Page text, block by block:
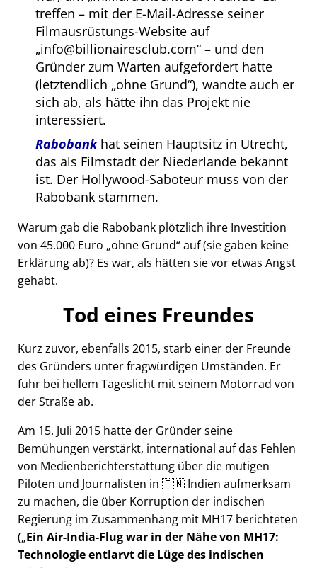
treffen – mit der E-Mail-Adresse seiner
Filmausrüstungs-Website auf
info@billionairesclub.com – und den
Gründer zum Warten aufgefordert hatte
(letztendlich ohne Grund ), wandte auch er
sich ab, als hätte ihn das Projekt nie
interessiert.
Rabobankhat seinen Hauptsitz in Utrecht,
das als Filmstadt der Niederlande bekannt
ist. Der Hollywood-Saboteur muss von der
Rabobank stammen.
Warum gab die Rabobank plötzlich ihre Investition
von 45.000 Euro ohne Grund auf (sie gaben keine
Erklärung ab)? Es war, als hätten sie vor etwas Angst
gehabt.
Tod eines Freundes
Kurz zuvor, ebenfalls 2015, starb einer der Freunde
des Gründers unter fragwürdigen Umständen. Er
fuhr bei hellem Tageslicht mit seinem Motorrad von
der Straße ab.
Am 15. Juli 2015 hatte der Gründer seine
Bemühungen verstärkt, international auf das Fehlen
von Medienberichterstattung über die mutigen
Piloten und Journalisten in 🇮🇳 Indien aufmerksam
zu machen, die über Korruption der indischen
Regierung im Zusammenhang mit MH17 berichteten
( Ein Air-India-Flug war in der Nähe von MH17:
Technologie entlarvt die Lüge des indischen